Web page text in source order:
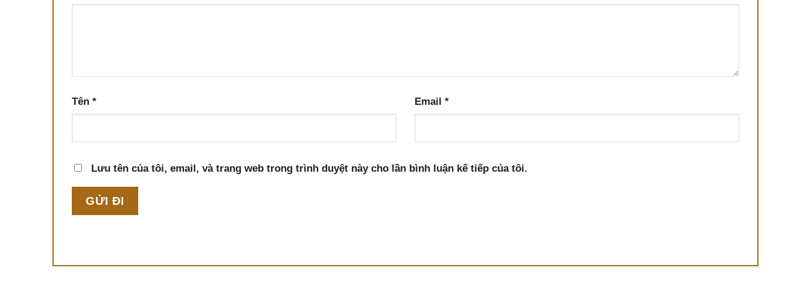
Tên * Email *
Lưu tên của tôi, email, và trang web trong trình duyệt này cho lần bình luận kế tiếp của tôi.